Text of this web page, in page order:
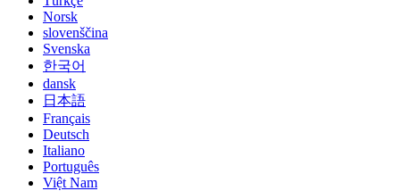
Norsk
slovenščina
Svenska
한국어
dansk
日本語
Français
Deutsch
Italiano
Português
Việt Nam